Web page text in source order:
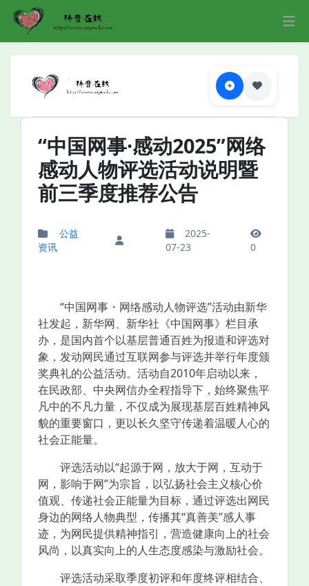
“中国网事·感动2025”网络
感动人物评选活动说明暨
前三季度推荐公告
公益
资讯
2025-
07-23
0
“中国网事・网络感动人物评选”活动由新华
社发起，新华网、新华社《中国网事》栏目承
办，是国内首个以基层普通百姓为报道和评选对
象，发动网民通过互联网参与评选并举行年度颁
奖典礼的公益活动。活动自2010年启动以来，
在民政部、中央网信办全程指导下，始终聚焦平
凡中的不凡力量，不仅成为展现基层百姓精神风
貌的重要窗口，更以长久坚守传递着温暖人心的
社会正能量。
评选活动以“起源于网，放大于网，互动于
网，影响于网”为宗旨，以弘扬社会主义核心价
值观、传递社会正能量为目标，通过评选出网民
身边的网络人物典型，传播其“真善美”感人事
迹，为网民提供精神指引，营造健康向上的社会
风尚，以真实向上的人生态度感染与激励社会。
评选活动采取季度初评和年度终评相结合、